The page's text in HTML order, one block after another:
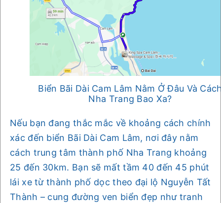
Biển Bãi Dài Cam Lâm Nằm Ở Đâu Và
Nha Trang Bao Xa?
Nếu bạn đang thắc mắc về khoảng cách chính
xác đến biển Bãi Dài Cam Lâm, nơi đây nằm
cách trung tâm thành phố Nha Trang khoảng
25 đến 30km. Bạn sẽ mất tầm 40 đến 45 phút
lái xe từ thành phố dọc theo đại lộ Nguyễn Tất
Thành – cung đường ven biển đẹp như tranh